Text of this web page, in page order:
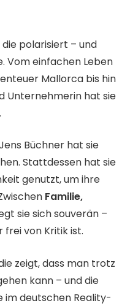
die polarisiert – und
Vom einfachen Leben
Mallorca bis hin
Unternehmerin hat sie
Büchner hat sie
Stattdessen hat sie
genutzt, um ihre
Familie,
sie sich souverän –
von Kritik ist.
zeigt, dass man trotz
kann – und die
im deutschen Reality-